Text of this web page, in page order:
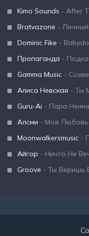
Kimo Sounds - After
Bratvazone -
Dominic Fike -
Пропаганда -
Gamma Music -
Алиса Невская - Ты
Guru-Ai - Пара
Алсми - Моя Любовь
Moonwalkersmusic -
Айгор - Ничто Не
Groove - Ты Веришь